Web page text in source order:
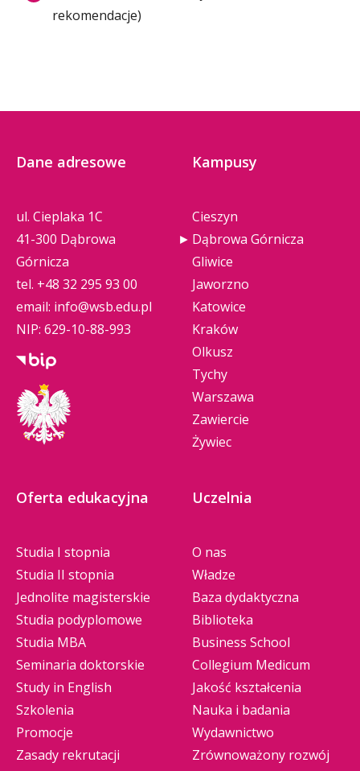
rekomendacje)
Dane adresowe
ul. Cieplaka 1C
41-300 Dąbrowa
Górnicza
tel. +48 32 295 93 00
email: info@wsb.edu.pl
NIP: 629-10-88-993
Kampusy
Cieszyn
Dąbrowa Górnicza
Gliwice
Jaworzno
Katowice
Kraków
Olkusz
Tychy
Warszawa
Zawiercie
Żywiec
Oferta edukacyjna
Studia I stopnia
Studia II stopnia
Jednolite magisterskie
Studia podyplomowe
Studia MBA
Seminaria doktorskie
Study in English
Szkolenia
Promocje
Zasady rekrutacji
Uczelnia
O nas
Władze
Baza dydaktyczna
Biblioteka
Business School
Collegium Medicum
Jakość kształcenia
Nauka i badania
Wydawnictwo
Zrównoważony rozwój